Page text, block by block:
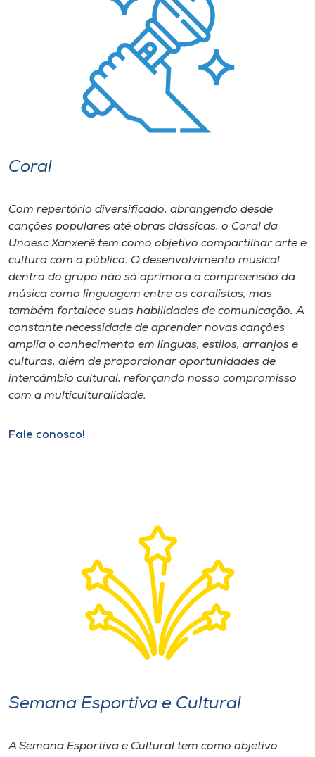
CPA
Editora
Rádio
Museu
Unoesc
Store
Coral
Com repertório diversificado, abrangendo desde
canções populares até obras clássicas, o Coral da
Unoesc Xanxerê tem como objetivo compartilhar arte e
cultura com o público. O desenvolvimento musical
dentro do grupo não só aprimora a compreensão da
música como linguagem entre os coralistas, mas
também fortalece suas habilidades de comunicação. A
constante necessidade de aprender novas canções
amplia o conhecimento em línguas, estilos, arranjos e
culturas, além de proporcionar oportunidades de
intercâmbio cultural, reforçando nosso compromisso
com a multiculturalidade.
Fale conosco!
Semana Esportiva e Cultural
A Semana Esportiva e Cultural tem como objetivo